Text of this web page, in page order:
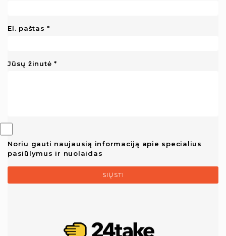
El. paštas
Jūsų žinutė
Noriu gauti naujausią informaciją apie specialius
pasiūlymus ir nuolaidas
SIŲSTI